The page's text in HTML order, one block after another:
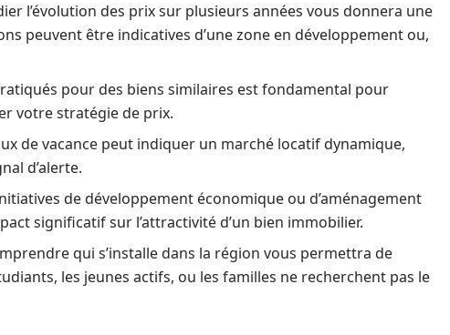
l’évolution des prix sur plusieurs années vous donnera une
peuvent être indicatives d’une zone en développement ou,
pour des biens similaires est fondamental pour
votre stratégie de prix.
de vacance peut indiquer un marché locatif dynamique,
d’alerte.
de développement économique ou d’aménagement
significatif sur l’attractivité d’un bien immobilier.
qui s’installe dans la région vous permettra de
les jeunes actifs, ou les familles ne recherchent pas le